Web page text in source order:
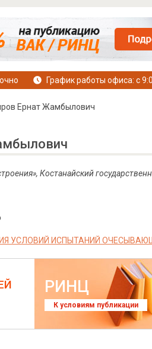
График работы офиса: с
Ернат Жамбылович
Костанайский
УСЛОВИЙ ИСПЫТАНИЙ
РИНЦ
К условиям публикации